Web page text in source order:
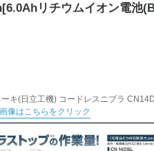
リチウムイオン電池
キ(日立工機) コードレスニブラ
像はこちらをクリック